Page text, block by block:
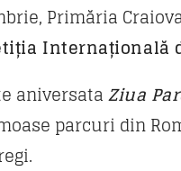
Primăria
Internațională
aniversataZiua
parcuri din